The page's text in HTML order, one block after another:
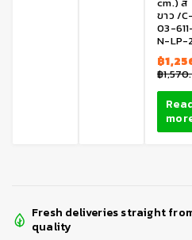
ขาว /C-
03-
N-LP-
฿
฿
Fresh deliveries straight
quality